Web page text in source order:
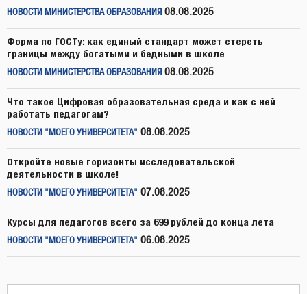
НОВОСТИ МИНИСТЕРСТВА ОБРАЗОВАНИЯ 08.08.2025
Форма по ГОСТу: как единый стандарт может стереть
границы между богатыми и бедными в школе
НОВОСТИ МИНИСТЕРСТВА ОБРАЗОВАНИЯ 08.08.2025
Что такое Цифровая образовательная среда и как с ней
работать педагогам?
НОВОСТИ "МОЕГО УНИВЕРСИТЕТА" 08.08.2025
Откройте новые горизонты исследовательской
деятельности в школе!
НОВОСТИ "МОЕГО УНИВЕРСИТЕТА" 07.08.2025
Курсы для педагогов всего за 699 рублей до конца лета
НОВОСТИ "МОЕГО УНИВЕРСИТЕТА" 06.08.2025